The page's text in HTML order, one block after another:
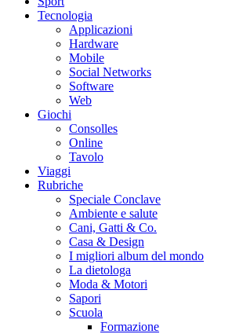
Tecnologia
Applicazioni
Hardware
Mobile
Social Networks
Software
Web
Giochi
Consolles
Online
Tavolo
Viaggi
Rubriche
Speciale Conclave
Ambiente e salute
Cani, Gatti & Co.
Casa & Design
I migliori album del mondo
La dietologa
Moda & Motori
Sapori
Scuola
Formazione